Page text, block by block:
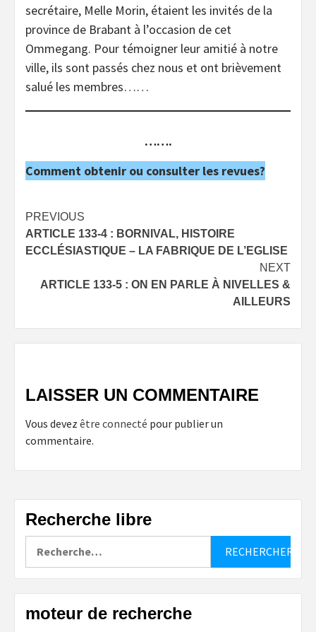
secrétaire, Melle Morin, étaient les invités de la
province de Brabant à l’occasion de cet
Ommegang. Pour témoigner leur amitié à notre
ville, ils sont passés chez nous et ont brièvement
salué les membres……
…….
Comment obtenir ou consulter les revues?
Post
navigation
PREVIOUS
ARTICLE 133-4 : BORNIVAL, HISTOIRE
ECCLÉSIASTIQUE – LA FABRIQUE DE L’EGLISE
NEXT
ARTICLE 133-5 : ON EN PARLE À NIVELLES &
AILLEURS
LAISSER UN COMMENTAIRE
Vous devez être connecté pour publier un
commentaire.
Recherche libre
moteur de recherche